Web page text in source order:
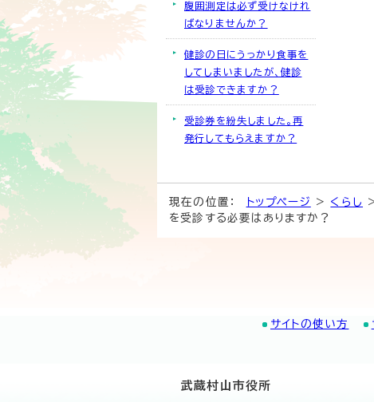
腹囲測定は必ず受けなけれ
ばなりませんか？
健診の日にうっかり食事を
してしまいましたが、健診
は受診できますか？
受診券を紛失しました。再
発行してもらえますか？
現在の位置： トップページ > くらし
を受診する必要はありますか？
サイトの使い方
武蔵村山市役所